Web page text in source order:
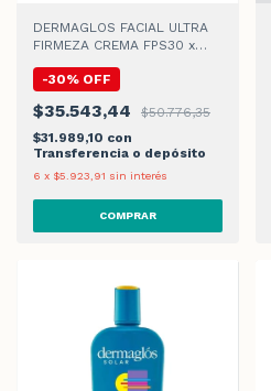
DERMAGLOS FACIAL ULTRA
FIRMEZA CREMA FPS30 x
-30% OFF
$35.543,44
$50.776,35
$31.989,10 con
Transferencia o depósito
6 x $5.923,91 sin interés